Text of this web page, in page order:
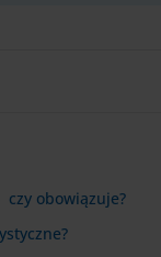
czy obowiązuje?